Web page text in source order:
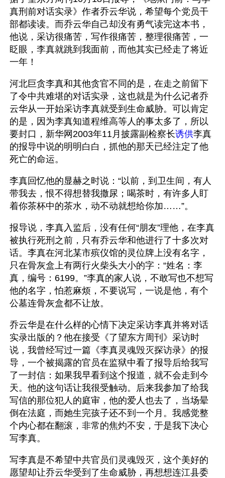
真刑前对话实录》作者乔云华说，希望每个党员干
部都读读。而乔云华自己却没有勇气读完这本书，
他说，采访很痛苦，写作很痛苦，整理很痛苦，一
眨眼，李真就跳到我面前，而他其实已经走了将近
一年！
河北巨贪李真和其他贪官不同的是，在走之前留下
了令中共难堪的对话实录，这也就是为什么记者乔
云华从一开始采访李真就受到生命威胁。可以肯定
的是，因为李真知道程维高等人的事太多了，所以
要封口，新华网2003年11月披露副检察长诱供李真
的报导中说的明明白白，抓他的那天已经注定了他
死亡的命运。
李真回忆他的显赫之时说：“以前，到卫生间，有人
带我去，恨不得想替我撒尿；喝茶时，有许多人盯
着你茶杯中的茶水，动不动就想给你加……”。
报导说，李真入监后，没有任何“朋友”理他，在李真
被执行死刑之前，只有乔云华和他进行了十多次对
话。李真在河北某市殡仪馆的灵位牌上没有名字，
只在骨灰盒上有两行火柴头大小的字：“姓名：李
真，编号：6199。”李真的家人说，不敢写也不想写
他的名字，怕惹麻烦，不要说写，一说是他，有个
公墓连骨灰盒都不让放。
乔云华是在什么样的心情下决定采访李真并将对话
实录出版的？他在接受《了望东方周刊》采访时
说，我曾经写过一篇《李真灵魂毁灭探访录》的报
导，一个被揭露的官员在监狱中看了报导后给我写
了一封信：如果我早看到这个报道，就不会走到今
天。他的这句话让我很受触动。后来我参加了给我
写信的那位犯人的庭审，他的爱人也去了，当场晕
倒在法庭，而她生完孩子还不到一个月。我感觉整
个内心都在翻滚，非常的焦灼不安，于是我下决心
写李真。
写李真是不希望中共官员们灵魂毁灭，这个美好的
愿望却让乔云华受到了生命威胁，再想想连江县委